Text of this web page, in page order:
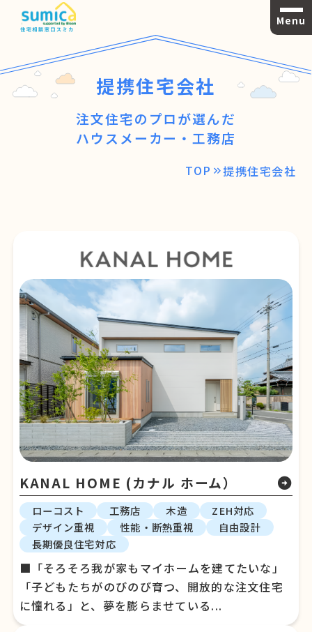
Menu
注文住宅のプロが選んだ
ハウスメーカー・工務店
提携住宅会社
TOP keyboard_double_arrow_right提携住宅会社
KANAL HOME (カナル ホーム） arrow_circle_right
ローコスト 工務店 木造
ZEH対応
デザイン重視
性能・断熱重視
自由設計
長期優良住宅対応
■「そろそろ我が家もマイホームを建てたいな」
「子どもたちがのびのび育つ、開放的な注文住宅
に憧れる」と、夢を膨らませている...